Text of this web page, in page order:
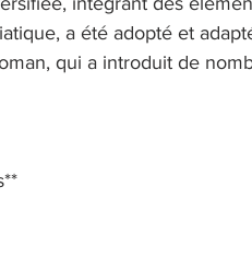
a été adopté et
qui a introduit de